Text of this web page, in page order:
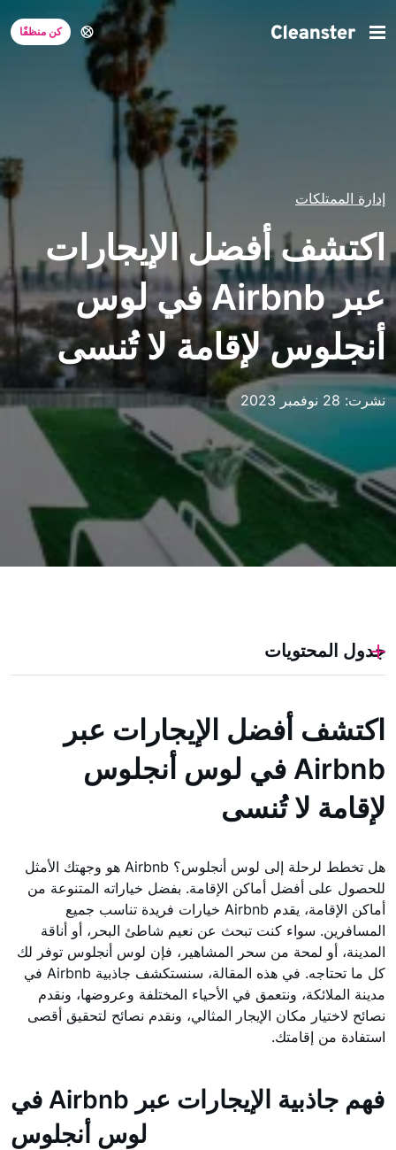
كن منظفًا
إدارة الممتلكات
اكتشف أفضل الإيجارات
عبر Airbnb في لوس
أنجلوس لإقامة لا تُنسى
نشرت: 28 نوفمبر 2023
جدول المحتويات
اكتشف أفضل الإيجارات عبر
Airbnb في لوس أنجلوس
لإقامة لا تُنسى
هل تخطط لرحلة إلى لوس أنجلوس؟ Airbnb هو وجهتك الأمثل
للحصول على أفضل أماكن الإقامة. بفضل خياراته المتنوعة من
أماكن الإقامة، يقدم Airbnb خيارات فريدة تناسب جميع
المسافرين. سواء كنت تبحث عن نعيم شاطئ البحر، أو أناقة
المدينة، أو لمحة من سحر المشاهير، فإن لوس أنجلوس توفر لك
كل ما تحتاجه. في هذه المقالة، سنستكشف جاذبية Airbnb في
مدينة الملائكة، ونتعمق في الأحياء المختلفة وعروضها، ونقدم
نصائح لاختيار مكان الإيجار المثالي، ونقدم نصائح لتحقيق أقصى
استفادة من إقامتك.
فهم جاذبية الإيجارات عبر Airbnb في
لوس أنجلوس